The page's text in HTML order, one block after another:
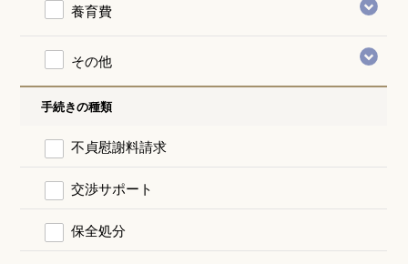
養育費
その他
手続きの種類
不貞慰謝料請求
交渉サポート
保全処分